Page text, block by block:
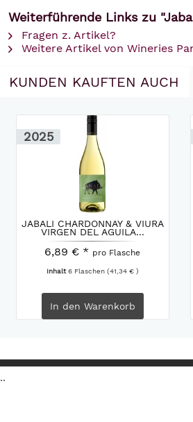
Weiterführende Links zu
Fragen z. Artikel?
Weitere Artikel von Wineries
KUNDEN KAUFTEN AUCH
2025
JABALI CHARDONNAY & VIURA
VIRGEN DEL AGUILA...
6,89 € * pro Flasche
Inhalt6 Flaschen (41,34 € )
In den Warenkorb